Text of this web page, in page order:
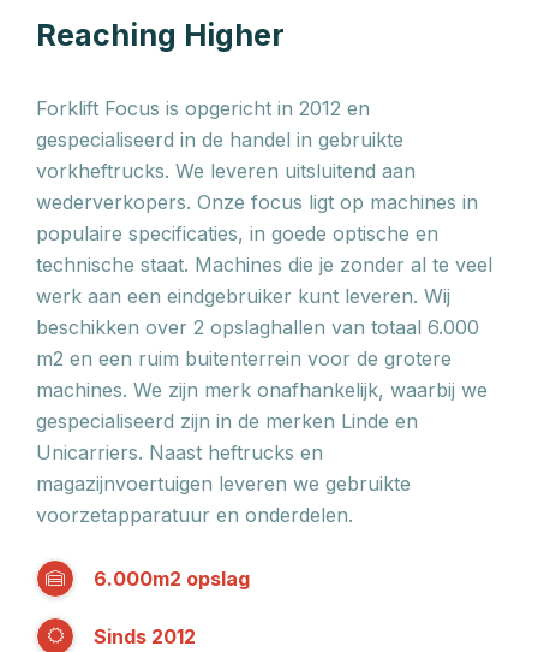
Reaching Higher
Forklift Focus is opgericht in 2012 en
gespecialiseerd in de handel in gebruikte
vorkheftrucks. We leveren uitsluitend aan
wederverkopers. Onze focus ligt op machines in
populaire specificaties, in goede optische en
technische staat. Machines die je zonder al te veel
werk aan een eindgebruiker kunt leveren. Wij
beschikken over 2 opslaghallen van totaal 6.000
m2 en een ruim buitenterrein voor de grotere
machines. We zijn merk onafhankelijk, waarbij we
gespecialiseerd zijn in de merken Linde en
Unicarriers. Naast heftrucks en
magazijnvoertuigen leveren we gebruikte
voorzetapparatuur en onderdelen.
6.000m2 opslag
Sinds 2012